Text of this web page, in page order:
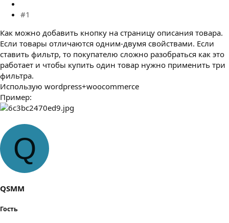
#1
Как можно добавить кнопку на страницу описания товара.
Если товары отличаются одним-двумя свойствами. Если
ставить фильтр, то покупателю сложно разобраться как это
работает и чтобы купить один товар нужно применить три
фильтра.
Использую wordpress+woocommerce
Пример:
Q
QSMM
Гость